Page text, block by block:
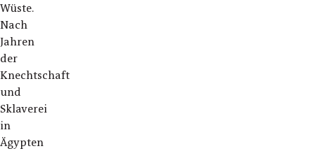
Wüste.
Nach
Jahren
der
Knechtschaft
und
Sklaverei
in
Ägypten